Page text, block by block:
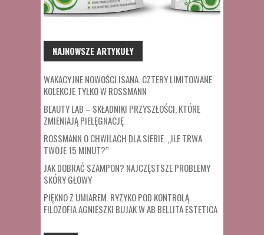
NAJNOWSZE ARTYKUŁY
WAKACYJNE NOWOŚCI ISANA. CZTERY LIMITOWANE
KOLEKCJE TYLKO W ROSSMANN
BEAUTY LAB – SKŁADNIKI PRZYSZŁOŚCI, KTÓRE
ZMIENIAJĄ PIELĘGNACJĘ
ROSSMANN O CHWILACH DLA SIEBIE. „ILE TRWA
TWOJE 15 MINUT?”
JAK DOBRAĆ SZAMPON? NAJCZĘSTSZE PROBLEMY
SKÓRY GŁOWY
PIĘKNO Z UMIAREM. RYZYKO POD KONTROLĄ.
FILOZOFIA AGNIESZKI BUJAK W AB BELLITA ESTETICA